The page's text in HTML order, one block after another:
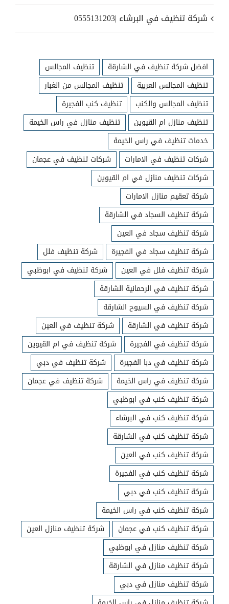
شركة تنظيف في البرشاء |0555131203
افضل شركة تنظيف في الشارقة
تنظيف المجالس
تنظيف المجالس العربية
تنظيف المجالس من الغبار
تنظيف المجالس والكنب
تنظيف كنب الفجيرة
تنظيف منازل ام القيوين
تنظيف منازل في راس الخيمة
خدمات تنظيف في راس الخيمة
شركات تنظيف في الامارات
شركات تنظيف في عجمان
شركات تنظيف منازل في ام القيوين
شركة تعقيم منازل الامارات
شركة تنظيف السجاد في الشارقة
شركة تنظيف سجاد في العين
شركة تنظيف سجاد في الفجيرة
شركة تنظيف فلل
شركة تنظيف فلل في العين
شركة تنظيف في ابوظبي
شركة تنظيف في الرحمانية الشارقة
شركة تنظيف في السيوح الشارقة
شركة تنظيف في الشارقة
شركة تنظيف في العين
شركة تنظيف في الفجيرة
شركة تنظيف في ام القيوين
شركة تنظيف في دبا الفجيرة
شركة تنظيف في دبي
شركة تنظيف في راس الخيمة
شركة تنظيف في عجمان
شركة تنظيف كنب في ابوظبي
شركة تنظيف كنب في البرشاء
شركة تنظيف كنب في الشارقة
شركة تنظيف كنب في العين
شركة تنظيف كنب في الفجيرة
شركة تنظيف كنب في دبي
شركة تنظيف كنب في راس الخيمة
شركة تنظيف كنب في عجمان
شركة تنظيف منازل العين
شركة تنظيف منازل في ابوظبي
شركة تنظيف منازل في الشارقة
شركة تنظيف منازل في دبي